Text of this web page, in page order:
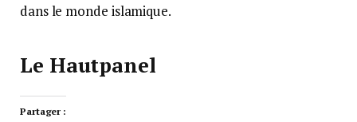
dans le monde islamique.
Le Hautpanel
Partager :